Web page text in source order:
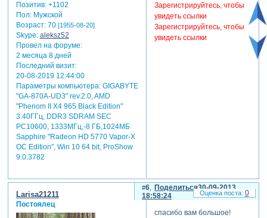
Позитив: +1102
Пол:Мужской
Возраст:70 [1955-08-20]
Skype: aleksz52
Провел на форуме:
2 месяца 8 дней
Последний визит:
20-08-2019 12:44:00
Параметры компьютера:GIGABYTE
"GA-870A-UD3" rev.2.0, AMD
"Phenom II X4 965 Black Edition"
3.40ГГц, DDR3 SDRAM SEC
PC10600, 1333МГц,-8 ГБ,1024МБ
Sapphire "Radeon HD 5770 Vapor-X
OC Edition", Win 10 64 bit, ProShow
9.0.3782
Зарегистрируйтесь, чтобы
увидеть ссылки
Зарегистрируйтесь, чтобы
увидеть ссылки
Поделиться
6
30-09-2013
18:58:24
Larisa21211
Постоялец
спасибо вам большое!
0